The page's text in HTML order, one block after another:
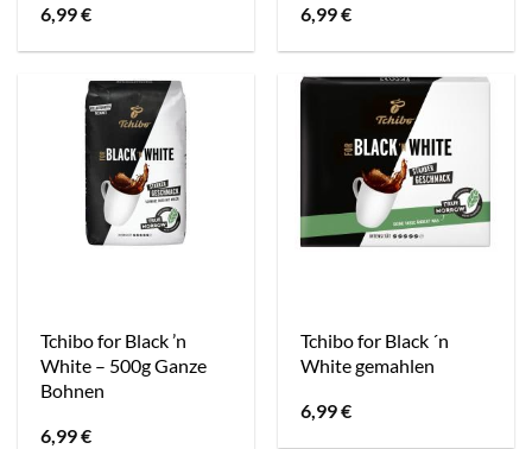
6,99€
6,99€
Tchibo for Black ’n
White – 500g Ganze
Bohnen
6,99€
Tchibo for Black ´n
White gemahlen
6,99€